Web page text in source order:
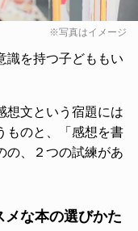
※写真はイメージ
識を持つ子どももい
想文という宿題には
ものと、「感想を書
の、２つの試練があ
な本の選びかた